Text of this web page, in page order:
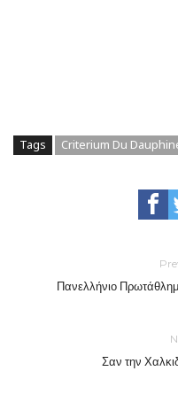
Tags Criterium Du
Πανελλήνιο
Σαν την